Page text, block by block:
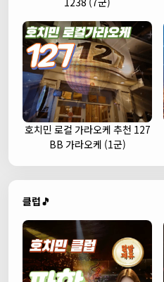
호치민 로컬 가라오케 추천 127
BB 가라오케 (1군)
클럽🎵